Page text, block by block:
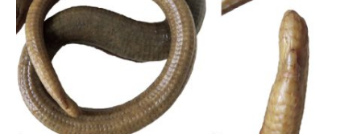
кесірт
(Eremias
arguta)
жайлы”